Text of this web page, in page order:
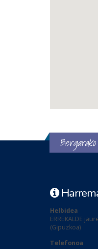
Helbidea
ERREKALDE
(Gipuzkoa)
Telefonoa